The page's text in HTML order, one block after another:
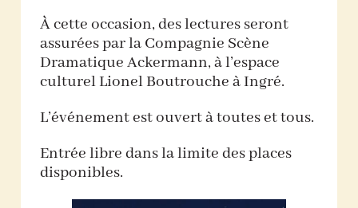
À cette occasion, des lectures seront
assurées par la Compagnie Scène
Dramatique Ackermann, à l’espace
culturel Lionel Boutrouche à Ingré.
L’événement est ouvert à toutes et tous.
Entrée libre dans la limite des places
disponibles.